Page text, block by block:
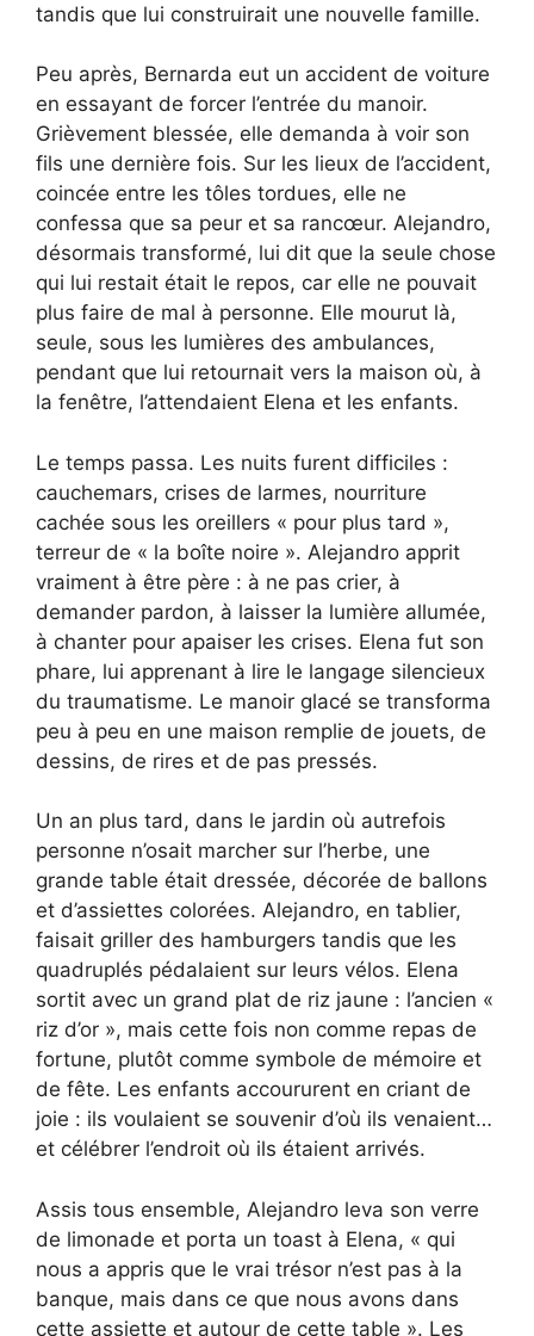
tandis que lui construirait une nouvelle famille.
Peu après, Bernarda eut un accident de voiture
en essayant de forcer l’entrée du manoir.
Grièvement blessée, elle demanda à voir son
fils une dernière fois. Sur les lieux de l’accident,
coincée entre les tôles tordues, elle ne
confessa que sa peur et sa rancœur. Alejandro,
désormais transformé, lui dit que la seule chose
qui lui restait était le repos, car elle ne pouvait
plus faire de mal à personne. Elle mourut là,
seule, sous les lumières des ambulances,
pendant que lui retournait vers la maison où, à
la fenêtre, l’attendaient Elena et les enfants.
Le temps passa. Les nuits furent difficiles :
cauchemars, crises de larmes, nourriture
cachée sous les oreillers « pour plus tard »,
terreur de « la boîte noire ». Alejandro apprit
vraiment à être père : à ne pas crier, à
demander pardon, à laisser la lumière allumée,
à chanter pour apaiser les crises. Elena fut son
phare, lui apprenant à lire le langage silencieux
du traumatisme. Le manoir glacé se transforma
peu à peu en une maison remplie de jouets, de
dessins, de rires et de pas pressés.
Un an plus tard, dans le jardin où autrefois
personne n’osait marcher sur l’herbe, une
grande table était dressée, décorée de ballons
et d’assiettes colorées. Alejandro, en tablier,
faisait griller des hamburgers tandis que les
quadruplés pédalaient sur leurs vélos. Elena
sortit avec un grand plat de riz jaune : l’ancien «
riz d’or », mais cette fois non comme repas de
fortune, plutôt comme symbole de mémoire et
de fête. Les enfants accoururent en criant de
joie : ils voulaient se souvenir d’où ils venaient…
et célébrer l’endroit où ils étaient arrivés.
Assis tous ensemble, Alejandro leva son verre
de limonade et porta un toast à Elena, « qui
nous a appris que le vrai trésor n’est pas à la
banque, mais dans ce que nous avons dans
cette assiette et autour de cette table ». Les